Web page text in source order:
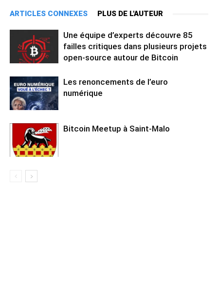
ARTICLES CONNEXES PLUS DE L'AUTEUR
Une équipe d’experts découvre 85
failles critiques dans plusieurs projets
open-source autour de Bitcoin
Les renoncements de l’euro
numérique
Bitcoin Meetup à Saint-Malo